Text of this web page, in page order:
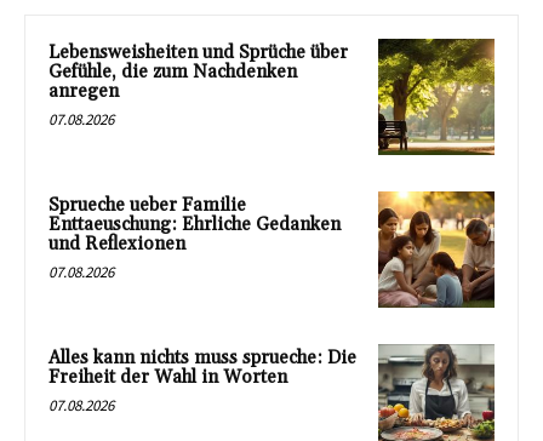
Lebensweisheiten und Sprüche über
Gefühle, die zum Nachdenken
anregen
07.08.2026
Sprueche ueber Familie
Enttaeuschung: Ehrliche Gedanken
und Reflexionen
07.08.2026
Alles kann nichts muss sprueche: Die
Freiheit der Wahl in Worten
07.08.2026